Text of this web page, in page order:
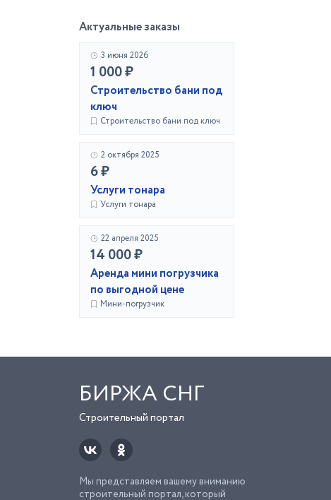
Актуальные заказы
3 июня 2026
1 000 ₽
Строительство бани под
ключ
Строительство бани под ключ
2 октября 2025
6 ₽
Услуги тонара
Услуги тонара
22 апреля 2025
14 000 ₽
Аренда мини погрузчика
по выгодной цене
Мини-погрузчик
БИРЖА СНГ
Строительный портал
Мы представляем вашему вниманию
строительный портал, который